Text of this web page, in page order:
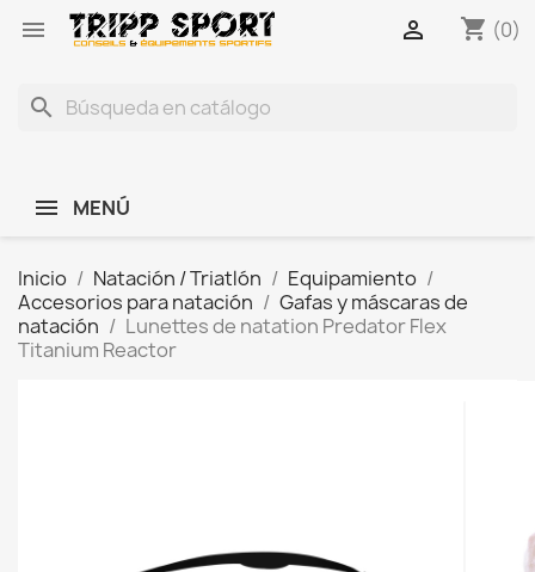
 shopping_cart (0)

search
MENÚ
Inicio Natación / Triatlón
Equipamiento
Accesorios para natación
Gafas y máscaras de
natación
Lunettes de natation Predator Flex
Titanium Reactor